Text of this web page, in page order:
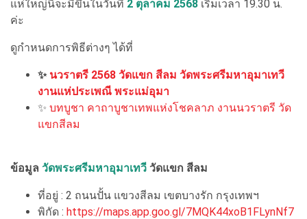
แห่ใหญ่นี้จะมีขึ้นในวันที่ 2 ตุลาคม 2568 เริ่มเวลา 19.30 น.
ค่ะ
ดูกำหนดการพิธีต่างๆ ได้ที่
✨ นวราตรี 2568 วัดแขก สีลม วัดพระศรีมหาอุมาเทวี
งานแห่ประเพณี พระแม่อุมา
✨ บทบูชา คาถาบูชาเทพแห่งโชคลาภ งานนวราตรี วัด
แขกสีลม
ข้อมูล วัดพระศรีมหาอุมาเทวี วัดแขก สีลม
ที่อยู่ : 2 ถนนปั้น แขวงสีลม เขตบางรัก กรุงเทพฯ
พิกัด : https://maps.app.goo.gl/7MQK44xoB1FLynNf7